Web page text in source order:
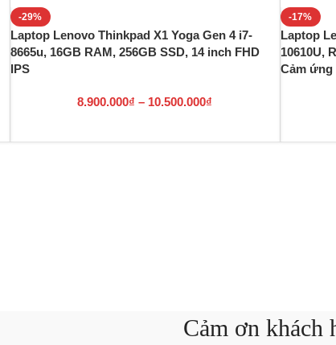
-29%
Laptop Lenovo Thinkpad X1 Yoga Gen 4 i7-
8665u, 16GB RAM, 256GB SSD, 14 inch FHD
IPS
8.900.000₫ – 10.500.000₫
-17%
Laptop
10610U,
Cảm ứng
Cảm ơn khách